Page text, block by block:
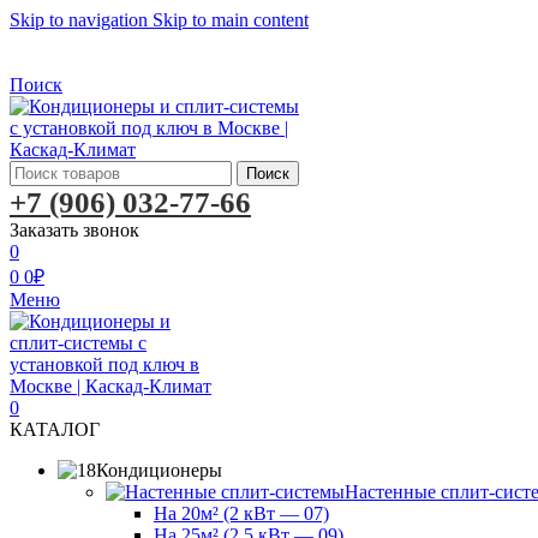
Skip to navigation Skip to main content
Поиск
Поиск
+7 (906) 032-77-66
Заказать звонок
0
0 0₽
Меню
0
КАТАЛОГ
Кондиционеры
Настенные сплит-
На 20м² (2 кВт — 07)